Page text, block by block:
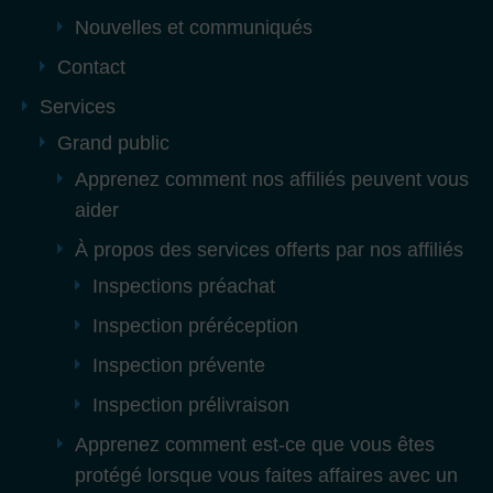
Nouvelles et communiqués
Contact
Services
Grand public
Apprenez comment nos affiliés peuvent vous
aider
À propos des services offerts par nos affiliés
Inspections préachat
Inspection préréception
Inspection prévente
Inspection prélivraison
Apprenez comment est-ce que vous êtes
protégé lorsque vous faites affaires avec un